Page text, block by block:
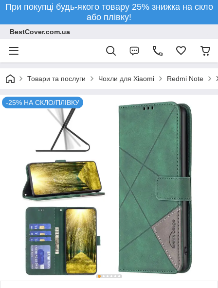
При покупці будь-якого товару 25% знижка на скло
або плівку!
BestCover.com.ua
Товари та послуги Чохли для Xiaomi Redmi Note
-25% НА СКЛО/ПЛІВКУ